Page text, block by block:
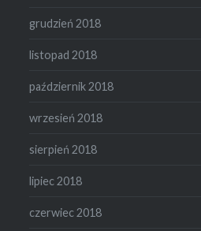
grudzień 2018
listopad 2018
październik 2018
wrzesień 2018
sierpień 2018
lipiec 2018
czerwiec 2018